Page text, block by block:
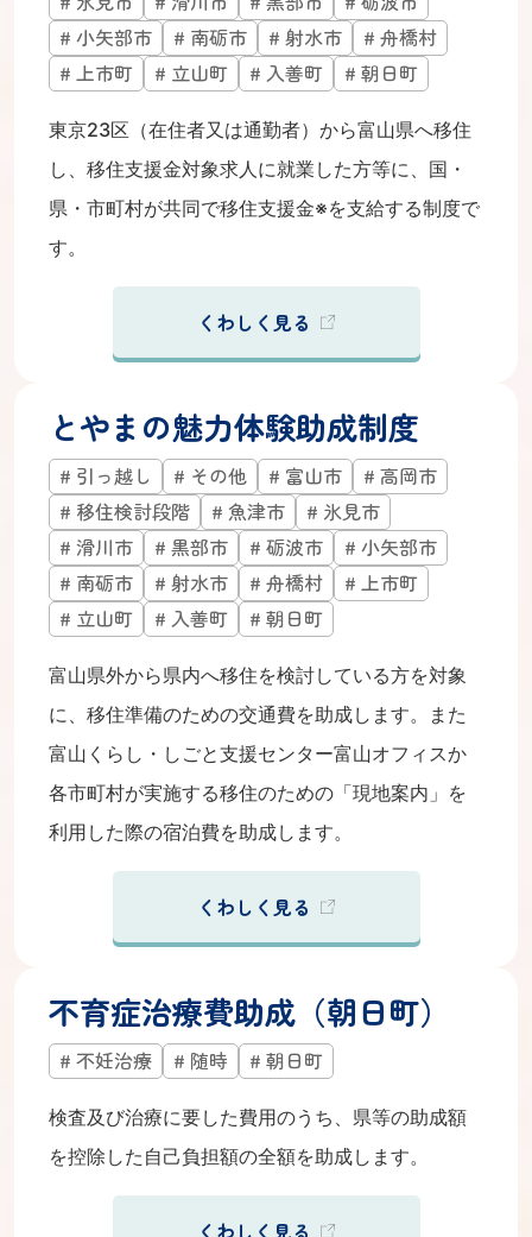
小矢部市
南砺市 射水市
舟橋村
上市町
立山町 入善町 朝日町
東京23区（在住者又は通勤者）から富山県へ移住
し、移住支援金対象求人に就業した方等に、国・
県・市町村が共同で移住支援金※を支給する制度で
す。
くわしく見る
とやまの魅力体験助成制度
引っ越し その他 富山市
高岡市
移住検討段階
魚津市
氷見市
滑川市
黒部市 砺波市
小矢部市
南砺市
射水市 舟橋村
上市町
立山町
入善町 朝日町
富山県外から県内へ移住を検討している方を対象
に、移住準備のための交通費を助成します。また
富山くらし・しごと支援センター富山オフィスか
各市町村が実施する移住のための「現地案内」を
利用した際の宿泊費を助成します。
くわしく見る
不育症治療費助成（朝日町）
不妊治療 随時 朝日町
検査及び治療に要した費用のうち、県等の助成額
を控除した自己負担額の全額を助成します。
くわしく見る